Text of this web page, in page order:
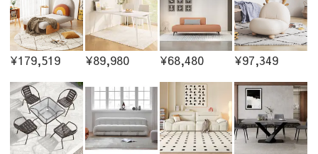
¥179,519 ¥89,980 ¥68,480 ¥97,349